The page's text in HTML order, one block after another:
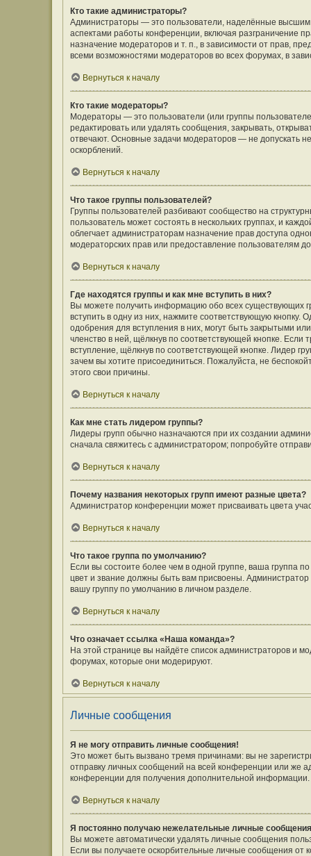
Кто такие администраторы?
Администраторы — это пользователи, наделённые
аспектами работы конференции, включая разграничение
назначение модераторов и т. п., в зависимости от прав,
всеми возможностями модераторов во всех форумах, в
Вернуться к началу
Кто такие модераторы?
Модераторы — это пользователи (или группы
редактировать или удалять сообщения, закрывать,
отвечают. Основные задачи модераторов — не допускать
оскорблений.
Вернуться к началу
Что такое группы пользователей?
Группы пользователей разбивают сообщество на
пользователь может состоять в нескольких группах, и
облегчает администраторам назначение прав доступа
модераторских прав или предоставление пользователям
Вернуться к началу
Где находятся группы и как мне вступить в них?
Вы можете получить информацию обо всех существующих
вступить в одну из них, нажмите соответствующую
одобрения для вступления в них, могут быть закрытыми
членство в ней, щёлкнув по соответствующей кнопке. Если
вступление, щёлкнув по соответствующей кнопке. Лидер
зачем вы хотите присоединиться. Пожалуйста, не
этого свои причины.
Вернуться к началу
Как мне стать лидером группы?
Лидеры групп обычно назначаются при их создании
сначала свяжитесь с администратором; попробуйте
Вернуться к началу
Почему названия некоторых групп имеют разные цвета?
Администратор конференции может присваивать цвета
Вернуться к началу
Что такое группа по умолчанию?
Если вы состоите более чем в одной группе, ваша группа
цвет и звание должны быть вам присвоены.
вашу группу по умолчанию в личном разделе.
Вернуться к началу
Что означает ссылка «Наша команда»?
На этой странице вы найдёте список администраторов и
форумах, которые они модерируют.
Вернуться к началу
Личные сообщения
Я не могу отправить личные сообщения!
Это может быть вызвано тремя причинами: вы не
отправку личных сообщений на всей конференции или же
конференции для получения дополнительной информации.
Вернуться к началу
Я постоянно получаю нежелательные личные
Вы можете автоматически удалять личные сообщения
Если вы получаете оскорбительные личные сообщения от